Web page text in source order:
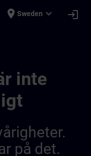
place Sweden expand_more login
inte
på det.